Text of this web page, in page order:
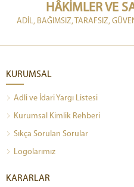
HÂKİMLER VE
ADİL, BAĞIMSIZ, TARAFSIZ,
KURUMSAL
Adli ve İdari Yargı Listesi
Kurumsal Kimlik Rehberi
Sıkça Sorulan Sorular
Logolarımız
KARARLAR